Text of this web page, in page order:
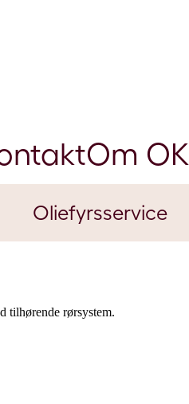
Om OK
Oliefyrsservice
tilhørende rørsystem.​​​​​​​​​​​​​​​​​​​